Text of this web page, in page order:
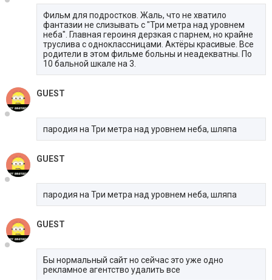
Фильм для подростков. Жаль, что не хватило
фантазии не слизывать с "Три метра над уровнем
неба". Главная героиня дерзкая с парнем, но крайне
труслива с одноклассницами. Актёры красивые. Все
родители в этом фильме больны и неадекватны. По
10 бальной шкале на 3.
GUEST
пародия на Три метра над уровнем неба, шляпа
GUEST
пародия на Три метра над уровнем неба, шляпа
GUEST
Бы нормальный сайт но сейчас это уже одно
рекламное агентство удалить все